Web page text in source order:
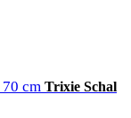
Trixie Schal